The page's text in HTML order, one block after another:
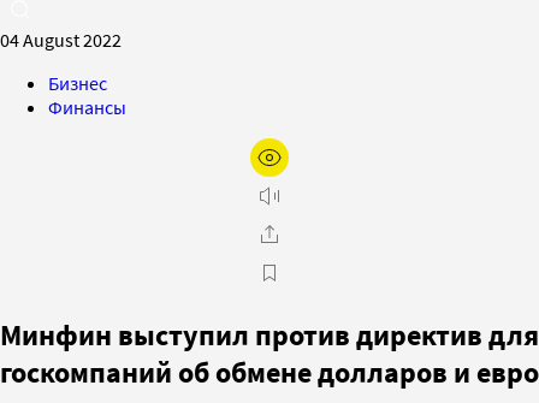
04 August 2022
Бизнес
Финансы
Минфин выступил против директив для
госкомпаний об обмене долларов и евро